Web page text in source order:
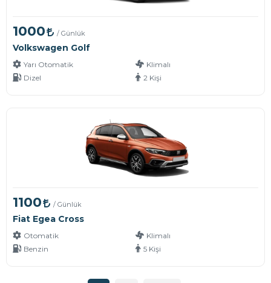
1000 / Günlük
Volkswagen Golf
Yarı Otomatik
Klimalı
Dizel
2 Kişi
1100 / Günlük
Fiat Egea Cross
Otomatik
Klimalı
Benzin
5 Kişi